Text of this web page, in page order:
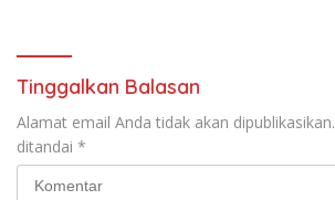
Tinggalkan Balasan
Alamat email Anda tidak akan dipublikasikan.
ditandai *